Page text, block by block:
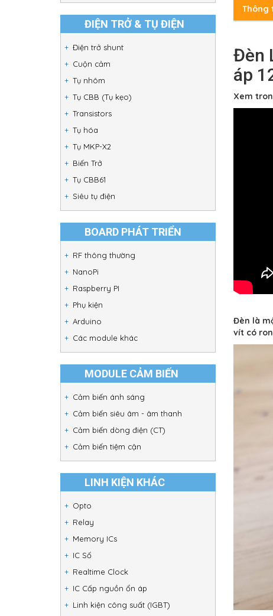
ĐIỆN TRỞ & TỤ ĐIỆN
Điện trở shunt
Cuộn cảm
Tụ nhôm
Tụ CBB (Tụ kẹo)
Transistors
Tụ hóa
Tụ MKP-X2
Biến Trở
Tụ CBB61
Siêu tụ điện
BOARD PHÁT TRIỂN
RF thông thường
NanoPi
Raspberry PI
Phụ kiện
Arduino
Các module khác
MODULE CẢM BIẾN
Cảm biến ánh sáng
Cảm biến siêu âm - âm thanh
Cảm biến dòng điện (CT)
Cảm biến tiệm cận
LINH KIỆN KHÁC
Opto
Relay
Memory ICs
IC Số
Realtime Clock
IC Cấp nguồn ổn áp
Linh kiện công suất (IGBT)
Thông
Đèn
áp
Xem
Đèn là
vít có